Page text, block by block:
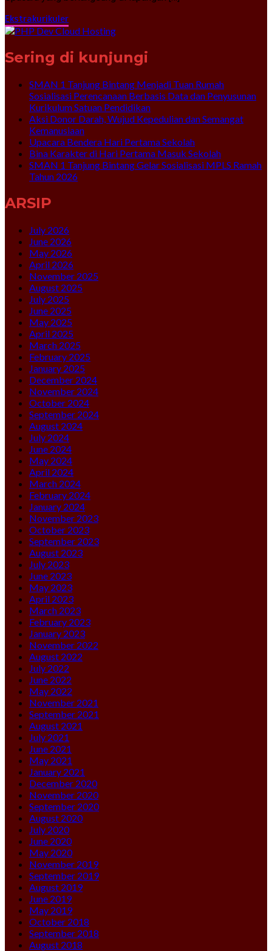
Ekstrakurikuler
Sering di kunjungi
SMAN 1 Tanjung Bintang Menjadi Tuan Rumah
Sosialisasi Perencanaan Berbasis Data dan Penyusunan
Kurikulum Satuan Pendidikan
Aksi Donor Darah, Wujud Kepedulian dan Semangat
Kemanusiaan
Upacara Bendera Hari Pertama Sekolah
Bina Karakter di Hari Pertama Masuk Sekolah
SMAN 1 Tanjung Bintang Gelar Sosialisasi MPLS Ramah
Tahun 2026
ARSIP
July 2026
June 2026
May 2026
April 2026
November 2025
August 2025
July 2025
June 2025
May 2025
April 2025
March 2025
February 2025
January 2025
December 2024
November 2024
October 2024
September 2024
August 2024
July 2024
June 2024
May 2024
April 2024
March 2024
February 2024
January 2024
November 2023
October 2023
September 2023
August 2023
July 2023
June 2023
May 2023
April 2023
March 2023
February 2023
January 2023
November 2022
August 2022
July 2022
June 2022
May 2022
November 2021
September 2021
August 2021
July 2021
June 2021
May 2021
January 2021
December 2020
November 2020
September 2020
August 2020
July 2020
June 2020
May 2020
November 2019
September 2019
August 2019
June 2019
May 2019
October 2018
September 2018
August 2018